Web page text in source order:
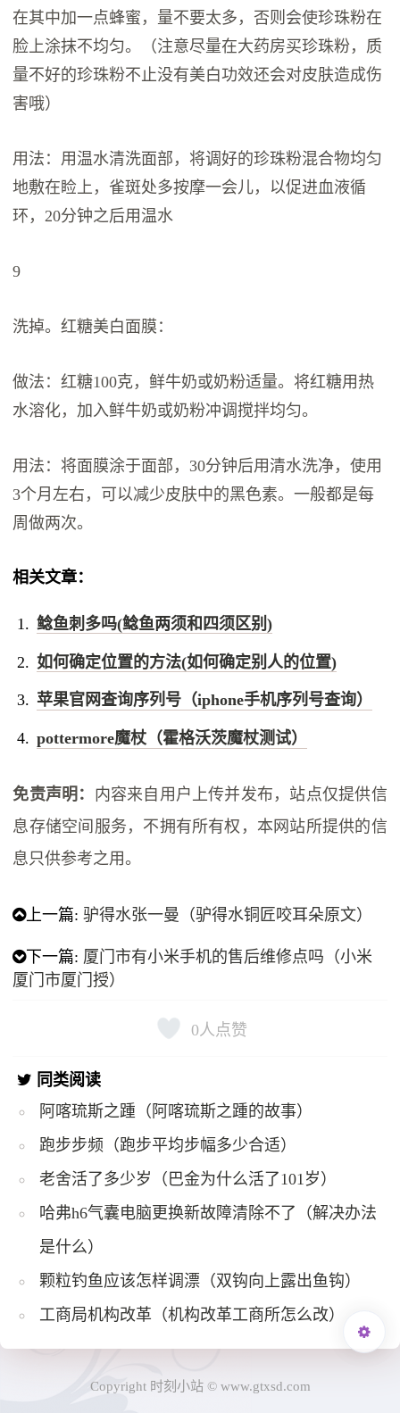
在其中加一点蜂蜜，量不要太多，否则会使珍珠粉在
脸上涂抹不均匀。（注意尽量在大药房买珍珠粉，质
量不好的珍珠粉不止没有美白功效还会对皮肤造成伤
害哦）
用法：用温水清洗面部，将调好的珍珠粉混合物均匀
地敷在睑上，雀斑处多按摩一会儿，以促进血液循
环，20分钟之后用温水
9
洗掉。红糖美白面膜：
做法：红糖100克，鲜牛奶或奶粉适量。将红糖用热
水溶化，加入鲜牛奶或奶粉冲调搅拌均匀。
用法：将面膜涂于面部，30分钟后用清水洗净，使用
3个月左右，可以减少皮肤中的黑色素。一般都是每
周做两次。
相关文章：
鲶鱼刺多吗(鲶鱼两须和四须区别)
如何确定位置的方法(如何确定别人的位置)
苹果官网查询序列号（iphone手机序列号查询）
pottermore魔杖（霍格沃茨魔杖测试）
免责声明： 内容来自用户上传并发布，站点仅提供信
息存储空间服务，不拥有所有权，本网站所提供的信
息只供参考之用。
上一篇:驴得水张一曼（驴得水铜匠咬耳朵原文）
下一篇: 厦门市有小米手机的售后维修点吗（小米
厦门市厦门授）
0人点赞
同类阅读
阿喀琉斯之踵（阿喀琉斯之踵的故事）
跑步步频（跑步平均步幅多少合适）
老舍活了多少岁（巴金为什么活了101岁）
哈弗h6气囊电脑更换新故障清除不了（解决办法
是什么）
颗粒钓鱼应该怎样调漂（双钩向上露出鱼钩）
工商局机构改革（机构改革工商所怎么改）
Copyright 时刻小站 © www.gtxsd.com